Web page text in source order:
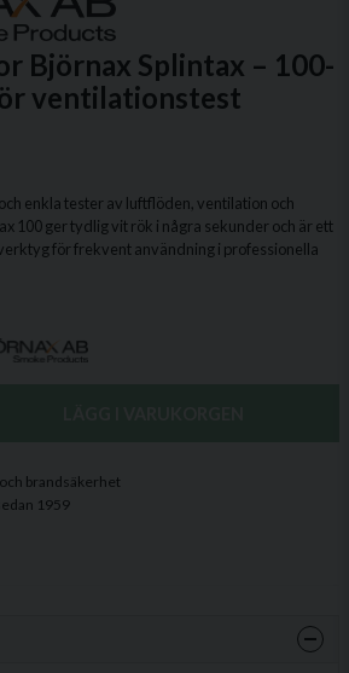
Björnax Splintax – 100-
ventilationstest
enkla tester av luftflöden, ventilation och
100 ger tydlig vit rök i några sekunder och är ett
för frekvent användning i professionella
brandsäkerhet
1959